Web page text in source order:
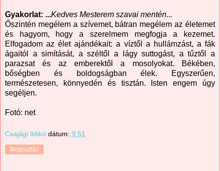
Gyakorlat: ...Kedves Mesterem szavai mentén...
Őszintén megélem a szívemet, bátran megélem az életemet
és hagyom, hogy a szerelmem megfogja a kezemet.
Elfogadom az élet ajándékait: a víztől a hullámzást, a fák
ágaitól a simítását, a széltől a lágy suttogást, a tűztől a
parazsat és az emberektől a mosolyokat. Békében,
bőségben és boldogságban élek. Egyszerűen,
természetesen, könnyedén és tisztán. Isten engem úgy
segéljen.
Fotó: net
Csajági Ildikó dátum: 9:51
Megosztás